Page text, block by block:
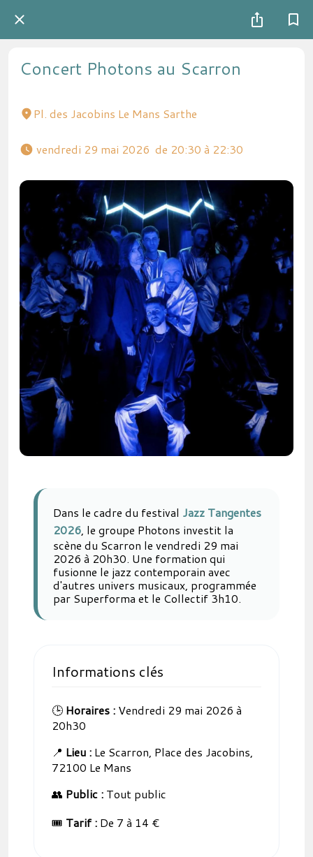
Concert Photons au Scarron
Pl. des Jacobins Le Mans Sarthe
vendredi 29 mai 2026  de 20:30 à 22:30
Dans le cadre du festival Jazz Tangentes
2026, le groupe Photons investit la
scène du Scarron le vendredi 29 mai
2026 à 20h30. Une formation qui
fusionne le jazz contemporain avec
d'autres univers musicaux, programmée
par Superforma et le Collectif 3h10.
Informations clés
🕒 Horaires : Vendredi 29 mai 2026 à
20h30
📍 Lieu : Le Scarron, Place des Jacobins,
72100 Le Mans
👥 Public : Tout public
🎟️ Tarif : De 7 à 14 €